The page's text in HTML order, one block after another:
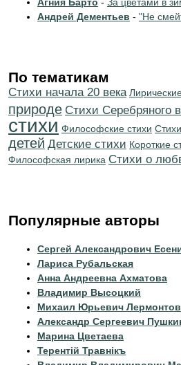
Андрей Дементьев - "Не
По тематикам
Cтихи начала 20 века
природе Cтихи Серебряного
стихи Философские стихи
детей Детские стихи Короткие
Философская лирика Стихи о
Популярные авторы
Сергей Александрович
Лариса Рубальская
Анна Андреевна Ахматова
Владимир Высоцкий
Михаил Юрьевич Лермонтов
Александр Сергеевич
Марина Цветаева
Терентiй Травнiкъ